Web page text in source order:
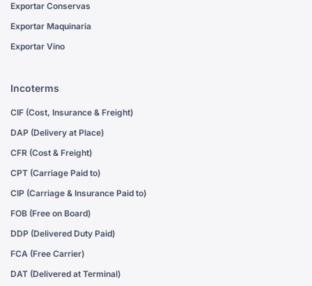
Exportar Conservas
Exportar Maquinaria
Exportar Vino
Incoterms
CIF (Cost, Insurance & Freight)
DAP (Delivery at Place)
CFR (Cost & Freight)
CPT (Carriage Paid to)
CIP (Carriage & Insurance Paid to)
FOB (Free on Board)
DDP (Delivered Duty Paid)
FCA (Free Carrier)
DAT (Delivered at Terminal)